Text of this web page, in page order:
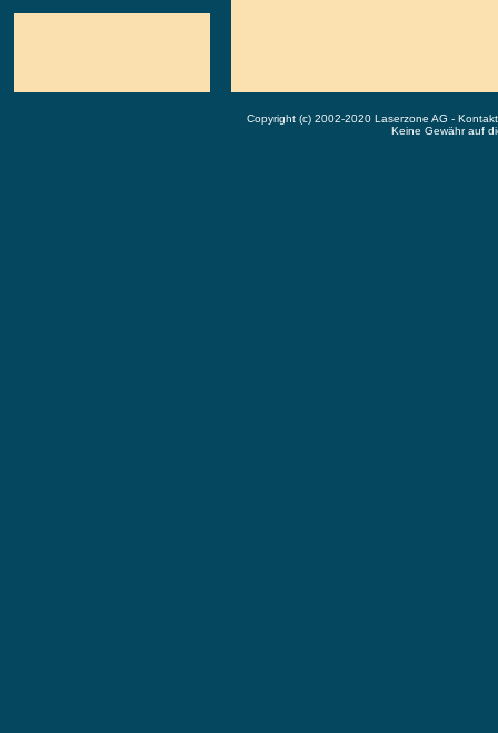
Copyright (c) 2002-2020 Laserzone AG -
Keine Gewähr auf